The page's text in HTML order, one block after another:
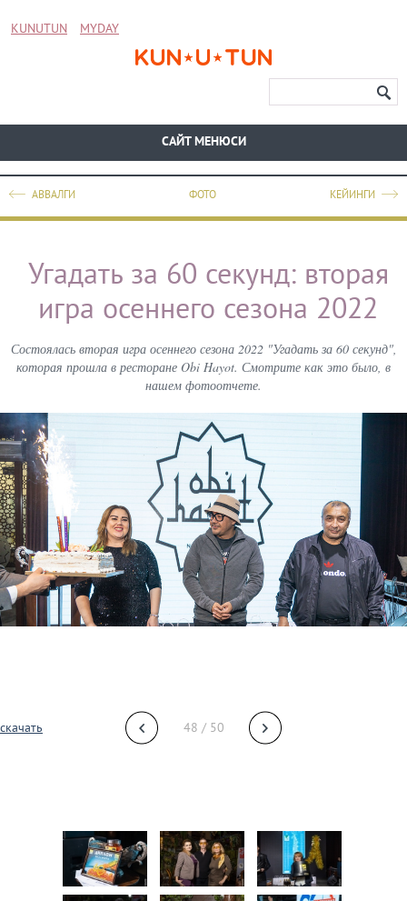
KUNUTUN MYDAY
CАЙТ МЕНЮСИ
ФОТО
АВВАЛГИ КЕЙИНГИ
Угадать за 60 секунд: вторая
игра осеннего сезона 2022
Состоялась вторая игра осеннего сезона 2022 "Угадать за 60 секунд",
которая прошла в ресторане Obi Hayot. Смотрите как это было, в
нашем фотоотчете.
скачать 48 / 50